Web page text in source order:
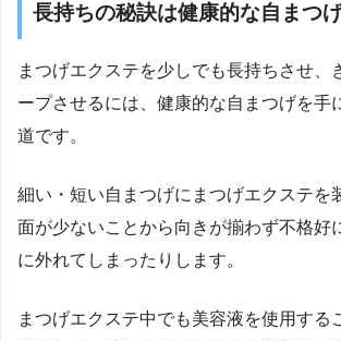
長持ちの秘訣は健康的な自まつ
まつげエクステを少しでも長持ちさせ、
ープさせるには、健康的な自まつげを手
道です。
細い・短い自まつげにまつげエクステを
面が少ないことから向きが揃わず不格好
に外れてしまったりします。
まつげエクステ中でも美容液を使用する